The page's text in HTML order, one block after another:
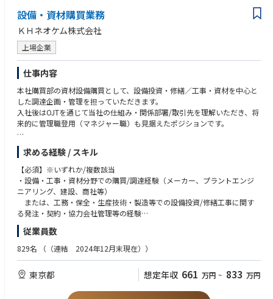
体の性能維持・信頼性向上・コスト削減につながります。したがって、現
在生成AIの需要拡大に伴い、TIMの需要と重要性は急速に高まっています。
※製品知識は入社後に習得いただけます。
＜現在の状況＞
生成AIの需要の高まりに併せて、担当商材の対目標比200%の生産を見込
んでおります。そのため、新たにメンバーとして加わっていただける方を
募集します。
＜特にお任せしたいこと＞
■サプライチェーンマネジメント
地政学的リスク、サプライヤーの事業撤退リスク、需要変動リスク、自然
災害や事故など様々な調達リスクがある中で、リスク評価と対策を企画立
案頂きます。また、サプライヤー評価、監査、教育など高度なサプライヤ
ー管理が必要で、これらを通じて製品の安定生産、安定供給を果たすこと
が求められます。
■サプライヤーとの共創関係構築
サプライヤーとの競争関係を築くには、「戦略的に選定」、「オープンか
つ密なコミュニケーション」、「人と人の信頼で繋ぐ」が重要です。サプ
ライヤーとのインターフェイスとして、国内外のサプライヤーとの交渉や
調整業務を担当頂きながら、キーサプライヤーとの共創関係構築を推進頂
設備・資材購買業務
ＫＨネオケム株式会社
上場企業
仕事内容
本社購買部の資材設備購買として、設備投資・修繕／工事・資材を中心と
した調達企画・管理を担っていただきます。
入社後はOJTを通じて当社の仕組み・関係部署/取引先を理解いただき、将
来的に管理職登用（マネジャー職）も見据えたポジションです。
【主な業務】
1) 設備投資・修繕／工事・資材の調達
・調達方針/入札・見積戦略の策定、見積評価、ベンダー/コントラクター
選定
・価格/契約条件交渉、発注決裁に向けた検討・稟議、契約書/登録書管理
・スケジュール・品質要件を踏まえた全体マネジメント（社内関係部門と
の調整含む）
2) 副原料・触媒等／消耗品類の調達に関する統括管理
・担当者支援、サプライヤ評価・関係強化、コスト最適化、BCP観点での
ソース強化
3) 調達企画・ガバナンス
求める経験 / スキル
【必須】※いずれか/複数該当
・設備・工事・資材分野での購買/調達経験（メーカー、プラントエンジ
ニアリング、建設、商社等）
または、工務・保全・生産技術・製造等での設備投資/修繕工事に関す
る発注・契約・協力会社管理等の経験
・見積評価、ベンダー選定、価格交渉、契約実務のいずれかの経験
・社内外ステークホルダーを巻き込んだ調整/推進力（プロジェクト推進
含む）
【歓迎】
・化学/石油化学プラント設備・工事に関する知見
・工事請負契約（約款含む）や契約リスク評価の経験、法務部門等との折
従業員数
829名 （（連結 2024年12月末現在））
東京都 想定年収 661 万円 ~ 833 万円